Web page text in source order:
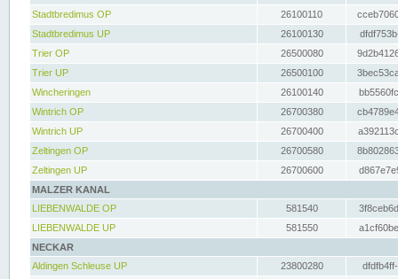
Stadtbredimus OP
26100110
Stadtbredimus UP
26100130
Trier OP
26500080
Trier UP
26500100
Wincheringen
26100140
Wintrich OP
26700380
Wintrich UP
26700400
Zeltingen OP
26700580
Zeltingen UP
26700600
MALZER KANAL
LIEBENWALDE OP
581540
LIEBENWALDE UP
581550
NECKAR
Aldingen Schleuse UP
23800280